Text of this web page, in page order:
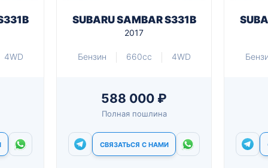
4WD
SUBARU SAMBAR S331B
2017
Бензин 660cc 4WD
588 000 ₽
Полная пошлина
СВЯЗАТЬСЯ С НАМИ